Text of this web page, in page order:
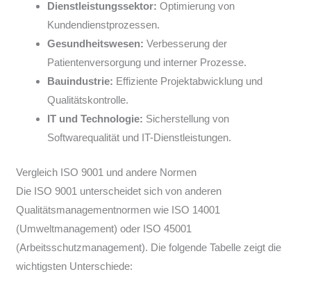
Dienstleistungssektor: Optimierung von
Kundendienstprozessen.
Gesundheitswesen: Verbesserung der
Patientenversorgung und interner Prozesse.
Bauindustrie: Effiziente Projektabwicklung und
Qualitätskontrolle.
IT und Technologie: Sicherstellung von
Softwarequalität und IT-Dienstleistungen.
Vergleich ISO 9001 und andere Normen
Die ISO 9001 unterscheidet sich von anderen
Qualitätsmanagementnormen wie ISO 14001
(Umweltmanagement) oder ISO 45001
(Arbeitsschutzmanagement). Die folgende Tabelle zeigt die
wichtigsten Unterschiede: